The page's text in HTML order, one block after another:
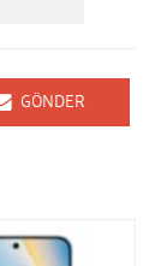
GÖNDER